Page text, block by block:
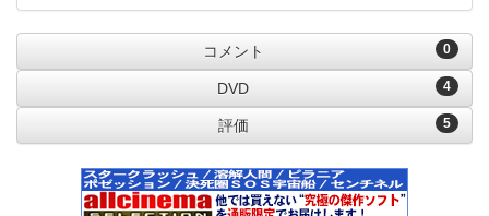
0
コメント
4
DVD
5
評価